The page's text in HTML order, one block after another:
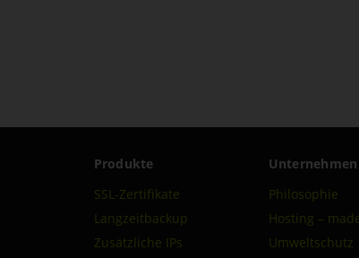
Produkte
SSL-Zertifikate
Langzeitbackup
Zusätzliche IPs
Unternehmen
Philosophie
Hosting –
Umweltschutz